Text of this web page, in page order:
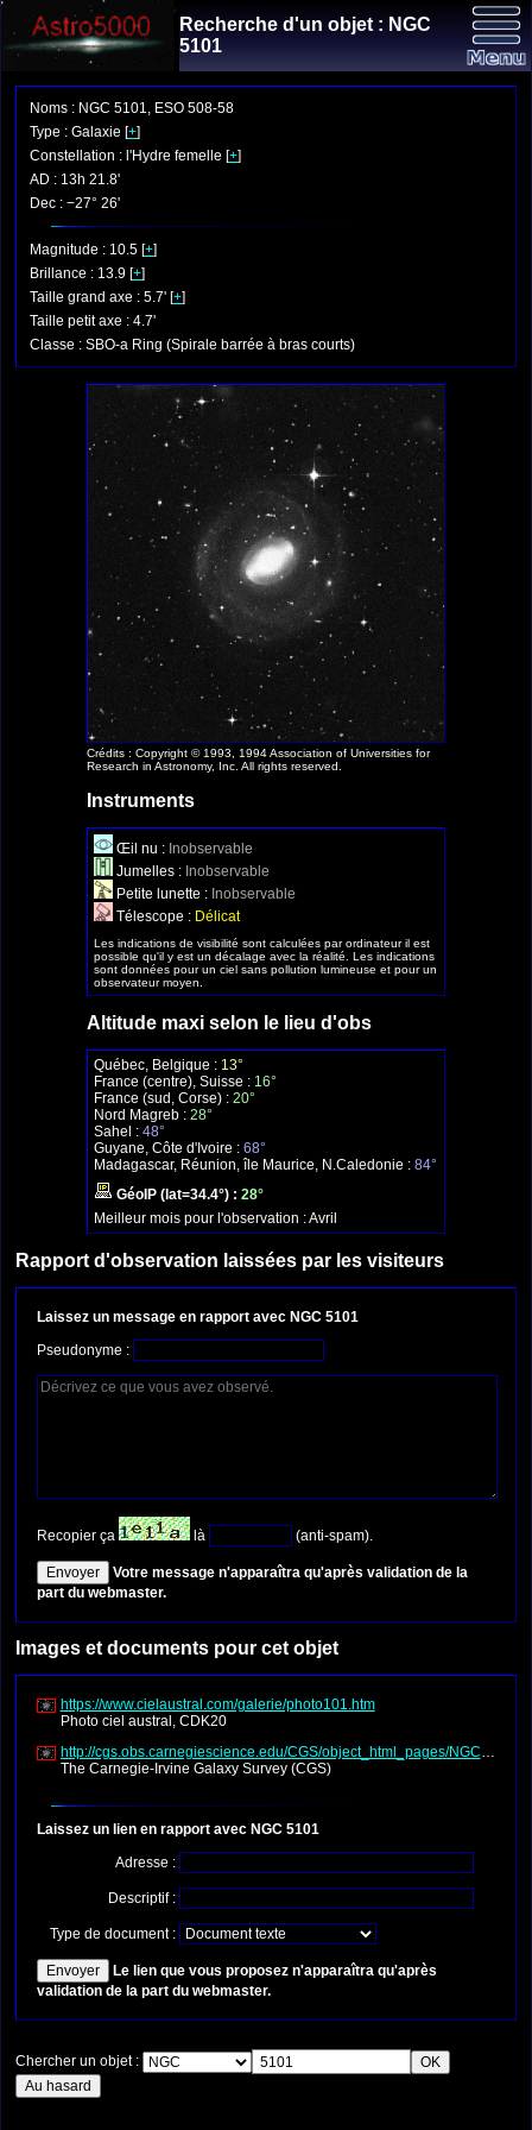
Recherche d'un objet : NGC
5101
Noms : NGC 5101, ESO 508-58
Type : Galaxie [+]
Constellation : l'Hydre femelle [+]
AD : 13h 21.8'
Dec : −27° 26'
Magnitude : 10.5 [+]
Brillance : 13.9 [+]
Taille grand axe : 5.7' [+]
Taille petit axe : 4.7'
Classe : SBO-a Ring (Spirale barrée à bras courts)
Crédits : Copyright © 1993, 1994 Association of Universities for
Research in Astronomy, Inc. All rights reserved.
Instruments
Œil nu : Inobservable
Jumelles : Inobservable
Petite lunette : Inobservable
Télescope : Délicat
Les indications de visibilité sont calculées par ordinateur il est
possible qu'il y est un décalage avec la réalité. Les indications
sont données pour un ciel sans pollution lumineuse et pour un
observateur moyen.
Altitude maxi selon le lieu d'obs
Québec, Belgique : 13°
France (centre), Suisse : 16°
France (sud, Corse) : 20°
Nord Magreb : 28°
Sahel : 48°
Guyane, Côte d'Ivoire : 68°
Madagascar, Réunion, île Maurice, N.Caledonie : 84°
GéoIP (lat=34.4°) : 28°
Meilleur mois pour l'observation :Avril
Rapport d'observation laissées par les visiteurs
Laissez un message en rapport avec NGC 5101
Pseudonyme :
Recopier ça là (anti-spam).
Votre message n'apparaîtra qu'après validation de la
part du webmaster.
Images et documents pour cet objet
https://www.cielaustral.com/galerie/photo101.htm
Photo ciel austral, CDK20
http://cgs.obs.carnegiescience.edu/CGS/object_html_pages/
The Carnegie-Irvine Galaxy Survey (CGS)
Laissez un lien en rapport avec NGC 5101
Adresse :
Descriptif :
Type de document :
Le lien que vous proposez n'apparaîtra qu'après
validation de la part du webmaster.
Chercher un objet :